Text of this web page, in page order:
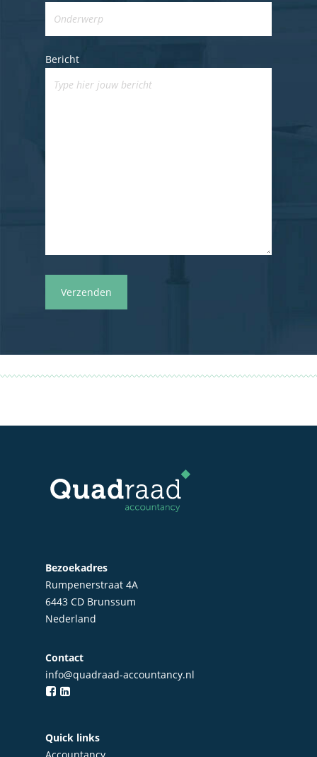
Bericht
Bezoekadres
Rumpenerstraat 4A
6443 CD Brunssum
Nederland
Contact
info@quadraad-accountancy.nl
Quick links
Accountancy
Over Quadraad
Diensten
Nieuws